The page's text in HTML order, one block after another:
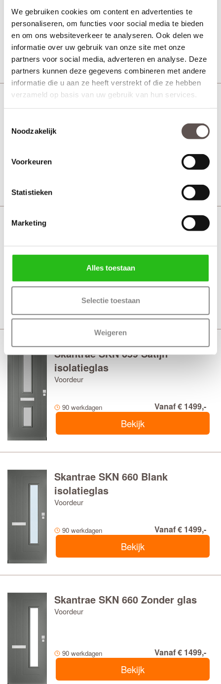
We gebruiken cookies om content en advertenties te
personaliseren, om functies voor social media te bieden
en om ons websiteverkeer te analyseren. Ook delen we
informatie over uw gebruik van onze site met onze
partners voor social media, adverteren en analyse. Deze
partners kunnen deze gegevens combineren met andere
informatie die u aan ze heeft verstrekt of die ze hebben
verzameld op basis van uw gebruik van hun services.
Noodzakelijk
Voorkeuren
Statistieken
Marketing
Alles toestaan
Selectie toestaan
Weigeren
Voordeur
90 werkdagen Vanaf € 1499,-
Bekijk
Skantrae SKN 659 Zonder glas
Vanaf € 1499,-
Skantrae SKN 659 Satijn glas met
blanke bies
Voordeur
90 werkdagen Vanaf € 1499,-
Bekijk
Skantrae SKN 659 Satijn
isolatieglas
Voordeur
90 werkdagen Vanaf € 1499,-
Bekijk
Skantrae SKN 660 Blank
isolatieglas
Voordeur
90 werkdagen Vanaf € 1499,-
Bekijk
Skantrae SKN 660 Zonder glas
Voordeur
90 werkdagen Vanaf € 1499,-
Bekijk